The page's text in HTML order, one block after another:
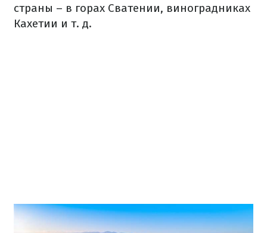
страны – в горах Сватении, виноградниках
Кахетии и т. д.